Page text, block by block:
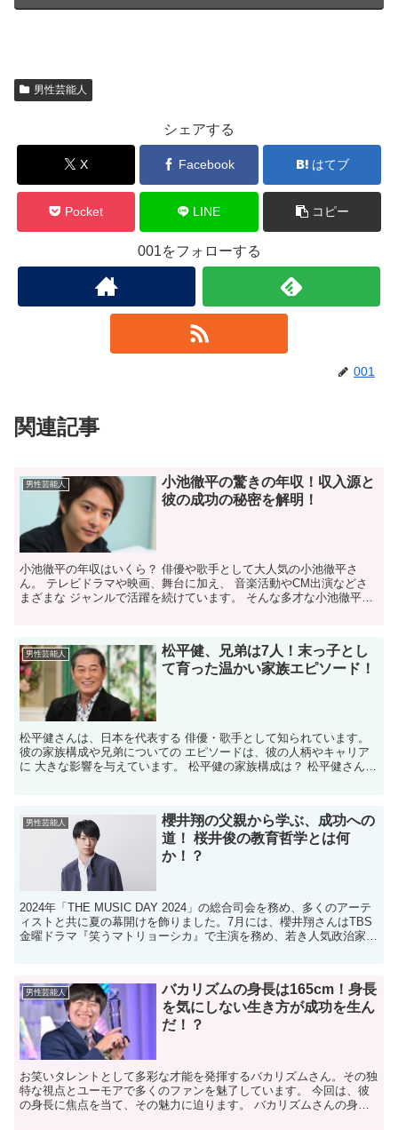
男性芸能人
シェアする
X Facebook はてブ
Pocket LINE コピー
001をフォローする
001
関連記事
男性芸能人
小池徹平の驚きの年収！収入源と
彼の成功の秘密を解明！
小池徹平の年収はいくら？ 俳優や歌手として大人気の小池徹平さ
ん。 テレビドラマや映画、舞台に加え、 音楽活動やCM出演などさ
まざまな ジャンルで活躍を続けています。 そんな多才な小池徹平さ
男性芸能人
松平健、兄弟は7人！末っ子とし
て育った温かい家族エピソード！
松平健さんは、日本を代表する 俳優・歌手として知られています。
彼の家族構成や兄弟についての エピソードは、彼の人柄やキャリア
に 大きな影響を与えています。 松平健の家族構成は？ 松平健さん
男性芸能人
櫻井翔の父親から学ぶ、成功への
道！ 桜井俊の教育哲学とは何
か！？
2024年「THE MUSIC DAY 2024」の総合司会を務め、多くのアーテ
ィストと共に夏の幕開けを飾りました。7月には、櫻井翔さんはTBS
金曜ドラマ『笑うマトリョーシカ』で主演を務め、若き人気政治家役
男性芸能人
バカリズムの身長は165cm！身長
を気にしない生き方が成功を生ん
だ！？
お笑いタレントとして多彩な才能を発揮するバカリズムさん。その独
特な視点とユーモアで多くのファンを魅了しています。 今回は、彼
の身長に焦点を当て、その魅力に迫ります。 バカリズムさんの身長